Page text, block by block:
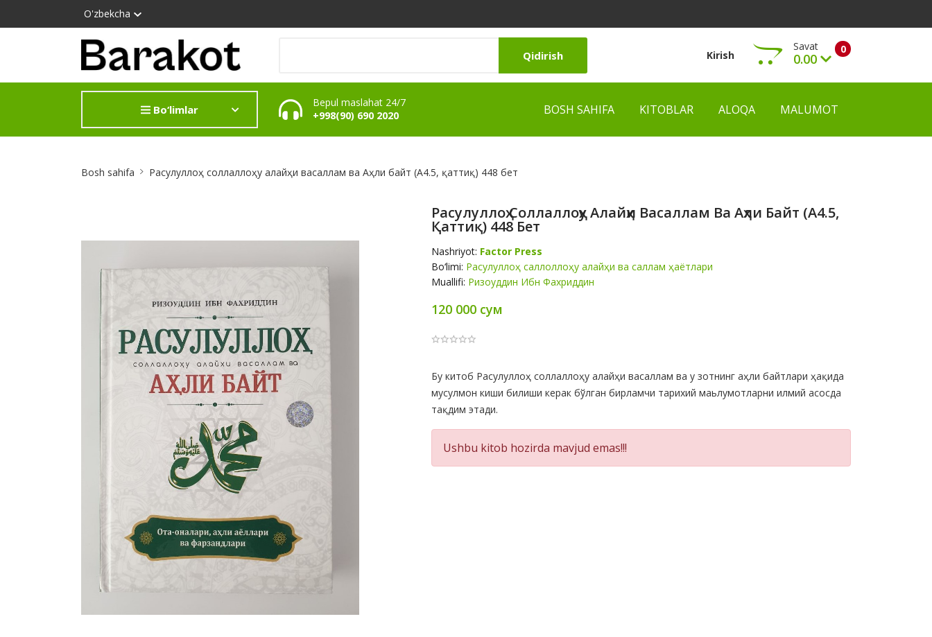
O'zbekcha
Qidirish Kirish 0
Savat
0.00
Ko‘rish
Bo‘limlar
Bepul maslahat 24/7
+998(90) 690 2020
BOSH SAHIFA KITOBLAR ALOQA MALUMOT
Bosh sahifa Расулуллоҳ соллаллоҳу алайҳи васаллам ва Аҳли байт (А4.5, қаттиқ) 448 бет
Расулуллоҳ Соллаллоҳу Алайҳи Васаллам Ва Аҳли Байт (А4.5,
Қаттиқ) 448 Бет
Nashriyot: Factor Press
Bo‘limi: Расулуллоҳ саллоллоҳу алайҳи ва саллам ҳаётлари
Muallifi: Ризоуддин Ибн Фахриддин
120 000 сум
Product
Summery
Бу китоб Расулуллоҳ соллаллоҳу алайҳи васаллам ва у зотнинг аҳли байтлари ҳақида
мусулмон киши билиши керак бўлган бирламчи тарихий маьлумотларни илмий асосда
тақдим этади.
Ushbu kitob hozirda mavjud emas!!!